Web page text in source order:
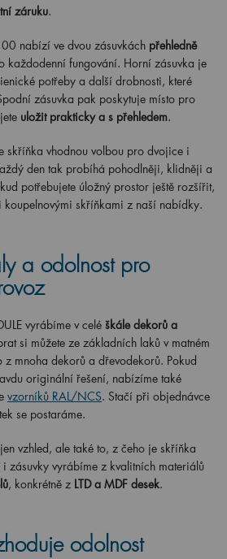
záruku.
nabízí ve dvou zásuvkách přehledně
každodenní fungování. Horní zásuvka je
potřeby a další drobnosti, které
zásuvka pak poskytuje místo pro
uložit prakticky a s přehledem.
skříňka vhodnou volbou pro dvojice i
den tak probíhá pohodlněji, klidněji a
potřebujete úložný prostor ještě rozšířit,
skříňkami z naší nabídky.
a odolnost pro
vyrábíme v celé škále dekorů a
si můžete ze základních laků v matném
z mnoha dekorů a dřevodekorů. Pokud
originální řešení, nabízíme také
vzorníků RAL/NCS. Stačí při objednávce
se postaráme.
vzhled, ale také to, z čeho je skříňka
zásuvky vyrábíme z kvalitních materiálů
, konkrétně z LTD a MDF desek.
odolnost